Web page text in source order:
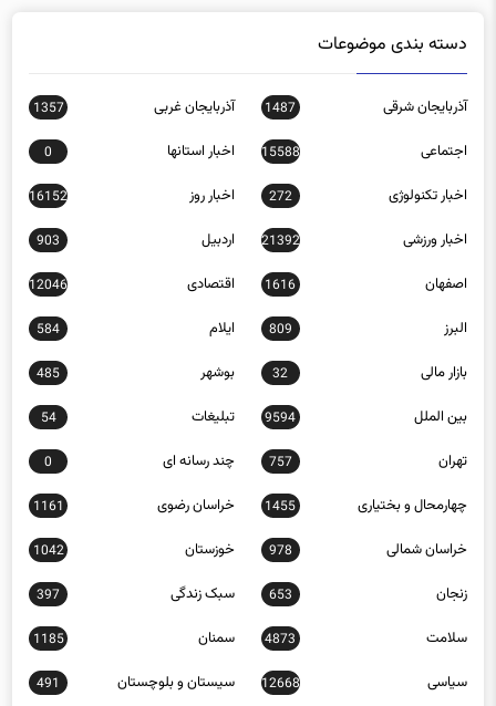
آذربایجان شرقی
اجتماعی 15588 اخبار استانها 0
اخبار تکنولوژی 272 اخبار روز 16152
اخبار ورزشی 21392 اردبیل 903
اصفهان 1616 اقتصادی 12046
البرز 809 ایلام 584
بازار مالی 32 بوشهر 485
بین الملل 9594 تبلیغات 54
تهران 757 چند رسانه ای 0
چهارمحال و بختیاری 1455 خراسان رضوی 1161
خراسان شمالی 978 خوزستان 1042
زنجان 653 سبک زندگی 397
سلامت 4873 سمنان 1185
سیاسی 12668 سیستان و بلوچستان 491
عکس 329 علمی و فناوری 7632